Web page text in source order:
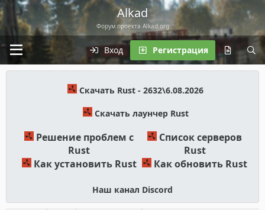
Alkad
Форум проекта Alkad.org
Вход Регистрация
Скачать Rust - 2632\6.08.2026
Скачать лаунчер Rust
Решение проблем с
Rust
Список серверов
Rust
Как установить Rust
Как обновить Rust
Наш канал Discord